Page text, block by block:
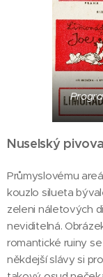
Nuselský
Průmyslovému
kouzlo silueta
zeleni náletových
neviditelná.
romantické ruiny
někdejší slávy si